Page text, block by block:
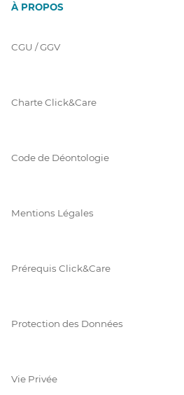
À PROPOS
CGU / GGV
Charte Click&Care
Code de Déontologie
Mentions Légales
Prérequis Click&Care
Protection des Données
Vie Privée